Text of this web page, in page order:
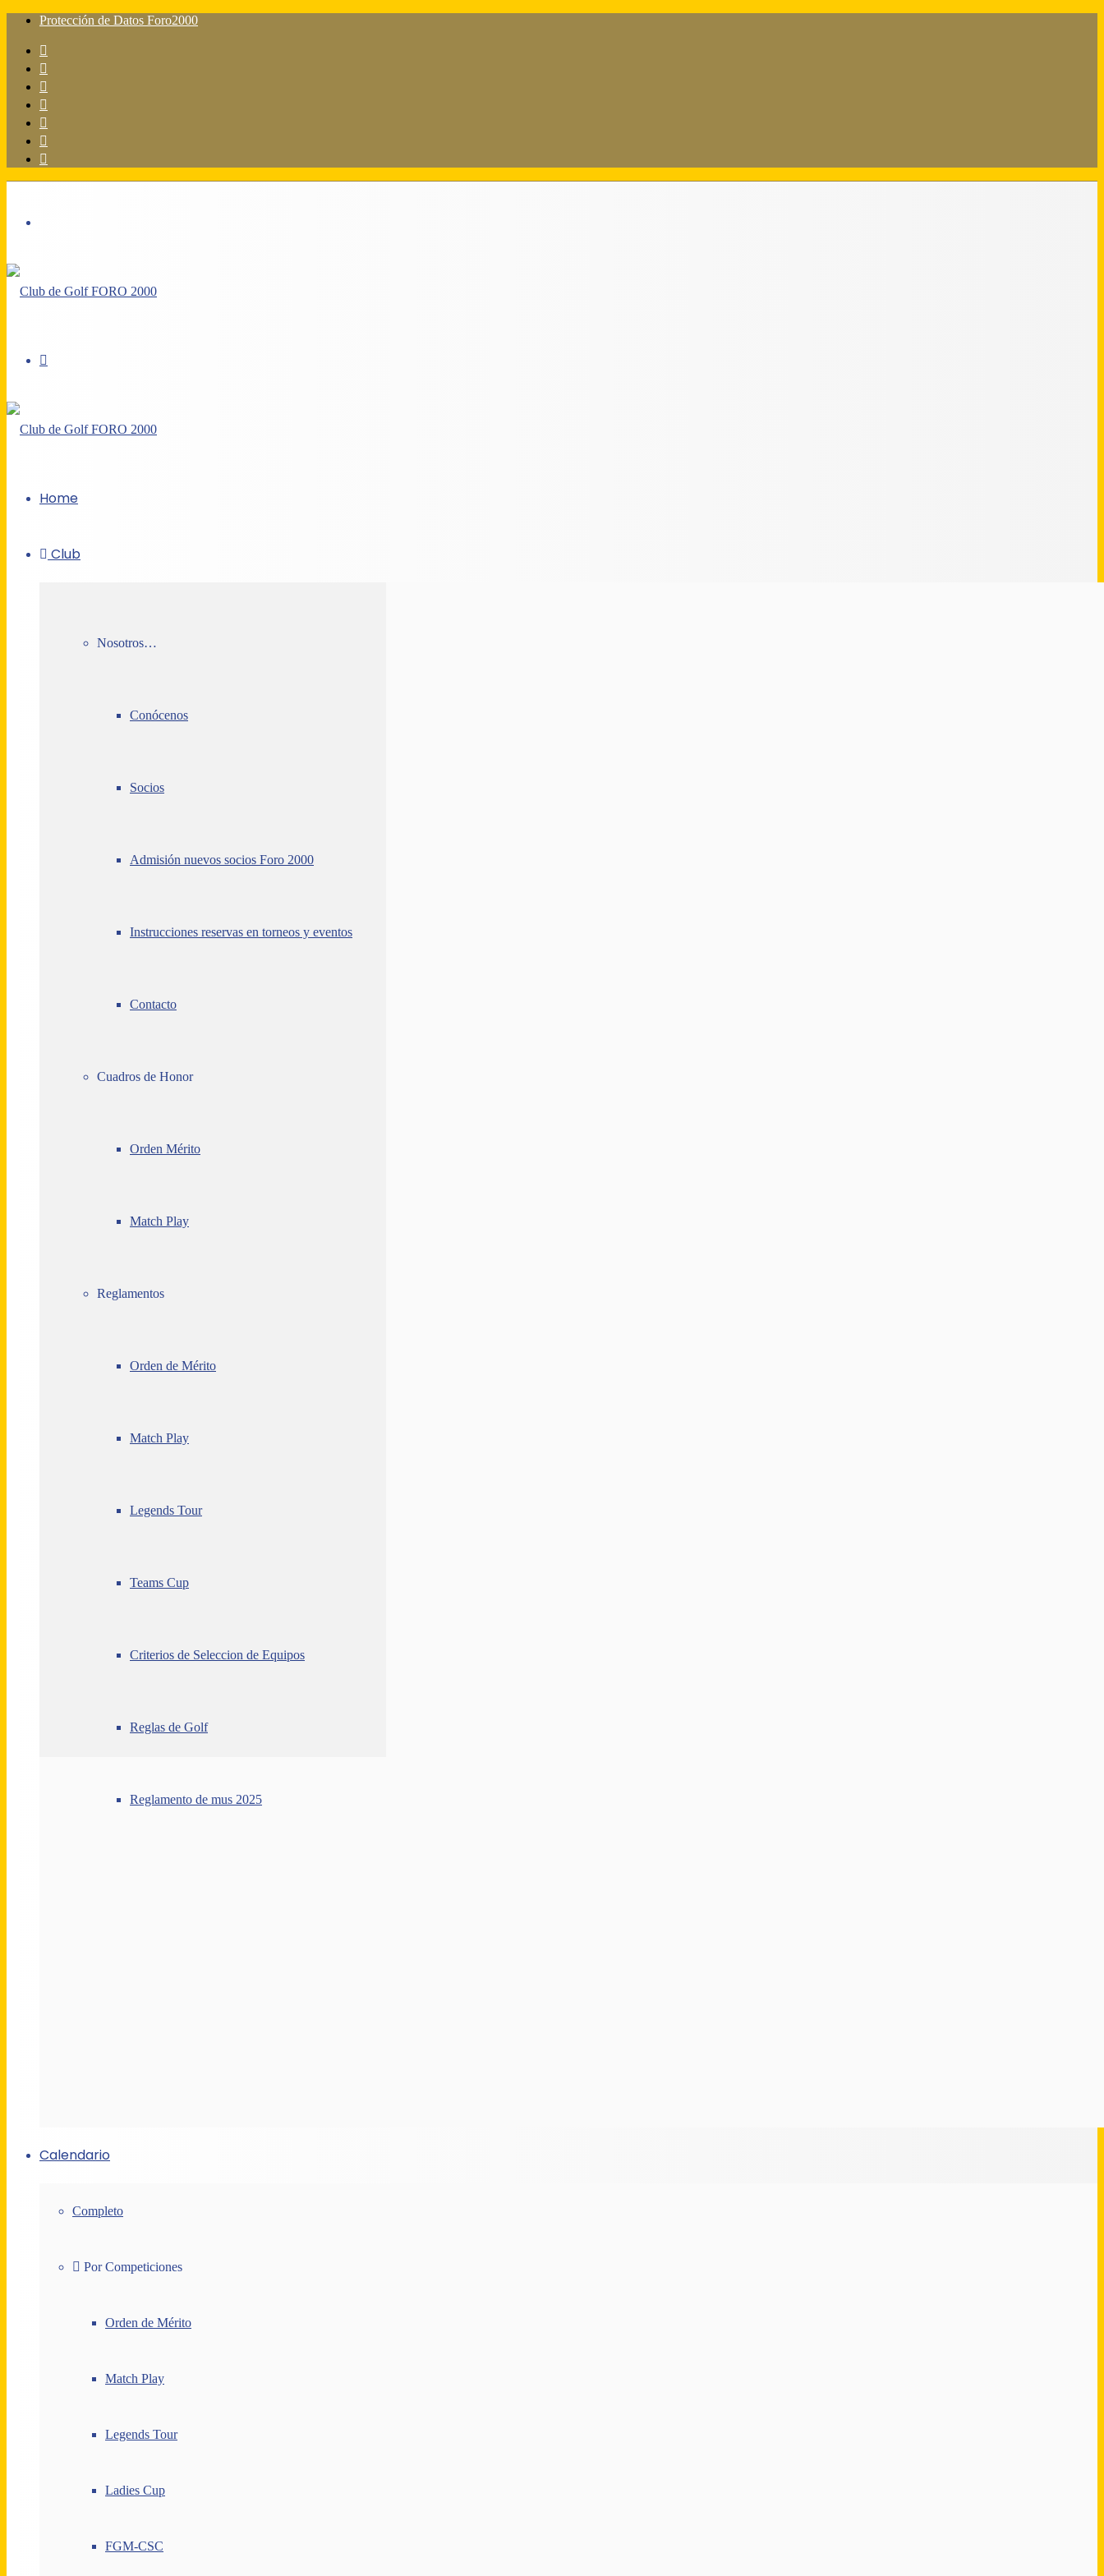
Protección de Datos Foro2000
lateral
Home
Club
Nosotros…
Conócenos
Socios
Admisión nuevos socios Foro 2000
Instrucciones reservas en torneos y eventos
Contacto
Cuadros de Honor
Orden Mérito
Match Play
Reglamentos
Orden de Mérito
Match Play
Legends Tour
Teams Cup
Criterios de Seleccion de Equipos
Reglas de Golf
Reglamento de mus 2025
Calendario
Completo
Por Competiciones
Orden de Mérito
Match Play
Legends Tour
Ladies Cup
FGM-CSC